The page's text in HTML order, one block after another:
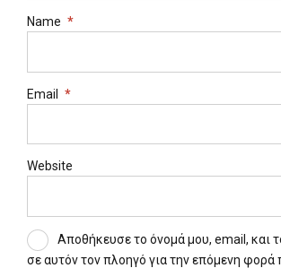
Name *
Email *
Website
Αποθήκευσε το όνομά μου, email, και
σε αυτόν τον πλοηγό για την επόμενη φορά